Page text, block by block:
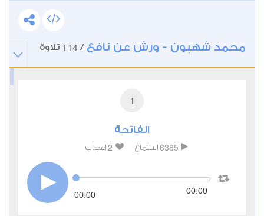
محمد شهبون - ورش عن نافع /
114 تلاوة
1
الفاتحة
6385 استماع 2 اعجاب
00:00 00:00